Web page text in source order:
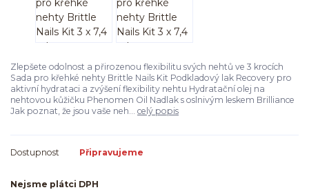
Zlepšete odolnost a přirozenou flexibilitu svých nehtů ve 3 krocích
Sada pro křehké nehty Brittle Nails Kit Podkladový lak Recovery pro
aktivní hydrataci a zvýšení flexibility nehtu Hydratační olej na
nehtovou kůžičku Phenomen Oil Nadlak s oslnivým leskem Brilliance
Jak poznat, že jsou vaše neh... celý popis
Dostupnost Připravujeme
Nejsme plátci DPH